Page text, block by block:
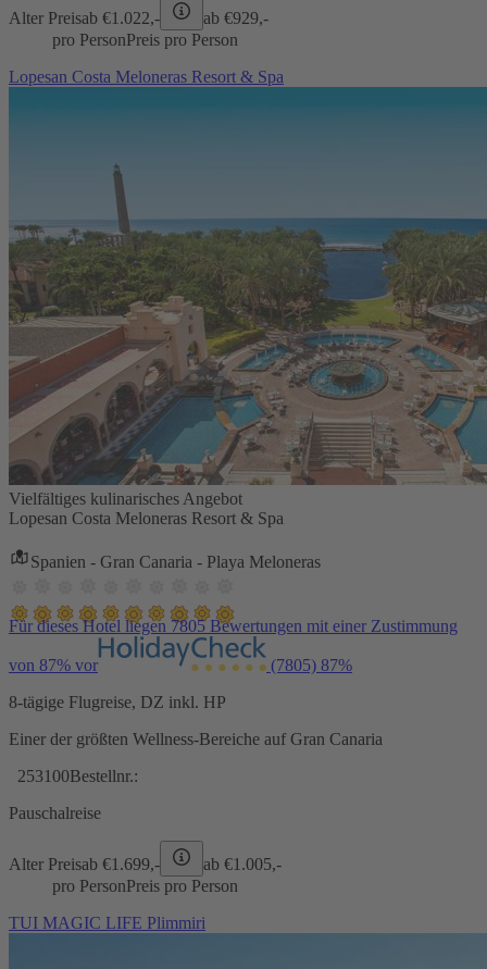
Alter Preisab €1.022,- ab €929,-
pro PersonPreis pro Person
Lopesan Costa Meloneras Resort & Spa
Vielfältiges kulinarisches Angebot
Lopesan Costa Meloneras Resort & Spa
Spanien - Gran Canaria - Playa Meloneras
Für dieses Hotel liegen 7805 Bewertungen mit einer Zustimmung
von 87% vor (7805) 87%
8-tägige Flugreise, DZ inkl. HP
Einer der größten Wellness-Bereiche auf Gran Canaria
253100Bestellnr.:
Pauschalreise
Alter Preisab €1.699,- ab €1.005,-
pro PersonPreis pro Person
TUI MAGIC LIFE Plimmiri